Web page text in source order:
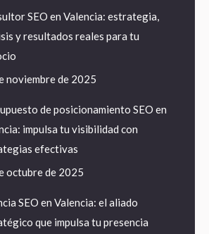
SEO en Valencia: estrategia,
y resultados reales para tu
noviembre de 2025
de posicionamiento SEO en
impulsa tu visibilidad con
efectivas
octubre de 2025
SEO en Valencia: el aliado
que impulsa tu presencia